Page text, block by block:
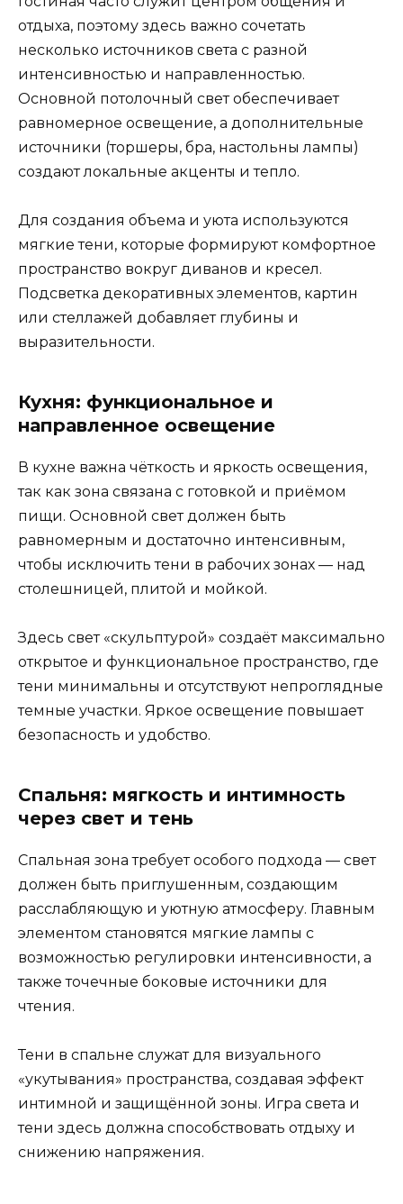
отдыха, поэтому здесь важно сочетать
несколько источников света с разной
интенсивностью и направленностью.
Основной потолочный свет обеспечивает
равномерное освещение, а дополнительные
источники (торшеры, бра, настольны лампы)
создают локальные акценты и тепло.
Для создания объема и уюта используются
мягкие тени, которые формируют комфортное
пространство вокруг диванов и кресел.
Подсветка декоративных элементов, картин
или стеллажей добавляет глубины и
выразительности.
Кухня: функциональное и
направленное освещение
В кухне важна чёткость и яркость освещения,
так как зона связана с готовкой и приёмом
пищи. Основной свет должен быть
равномерным и достаточно интенсивным,
чтобы исключить тени в рабочих зонах — над
столешницей, плитой и мойкой.
Здесь свет «скульптурой» создаёт максимально
открытое и функциональное пространство, где
тени минимальны и отсутствуют непроглядные
темные участки. Яркое освещение повышает
безопасность и удобство.
Спальня: мягкость и интимность
через свет и тень
Спальная зона требует особого подхода — свет
должен быть приглушенным, создающим
расслабляющую и уютную атмосферу. Главным
элементом становятся мягкие лампы с
возможностью регулировки интенсивности, а
также точечные боковые источники для
чтения.
Тени в спальне служат для визуального
«укутывания» пространства, создавая эффект
интимной и защищённой зоны. Игра света и
тени здесь должна способствовать отдыху и
снижению напряжения.